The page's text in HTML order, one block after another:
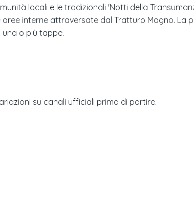
locali e le tradizionali 'Notti della
aree interne attraversate dal Tratturo Magno.
o più tappe.
su canali ufficiali prima di partire.